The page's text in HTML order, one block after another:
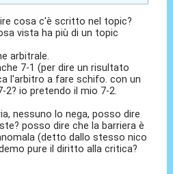
cosa c'è scritto nel topic?
vista ha più di un topic
arbitrale.
7-1 (per dire un risultato
l'arbitro a fare schifo. con un
io pretendo il mio 7-2.
nessuno lo nega, posso dire
posso dire che la barriera è
(detto dallo stesso nico
pure il diritto alla critica?